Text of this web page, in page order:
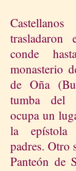
trasladaron
conde
monasterio
de Oña
tumba del
ocupa un
la
padres. Otro
Panteón de